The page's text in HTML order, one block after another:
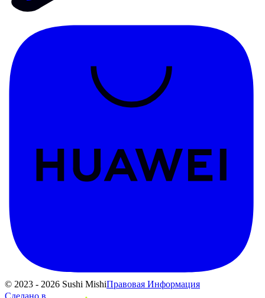
© 2023 - 2026 Sushi MishiПравовая Информация
Сделано в